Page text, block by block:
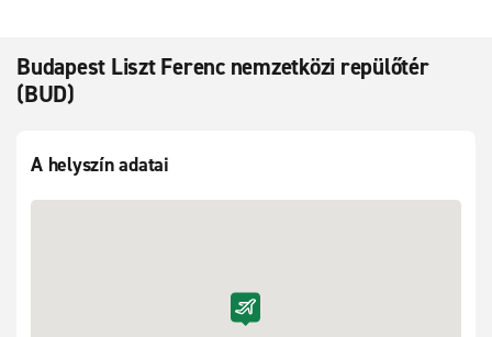
Budapest Liszt Ferenc nemzetközi repülőtér
(BUD)
A helyszín adatai